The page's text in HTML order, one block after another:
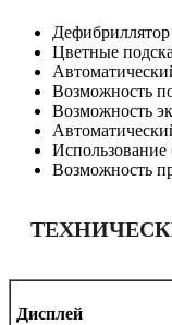
Цветные
Возможность
Возможность
Возможность
Дисплей